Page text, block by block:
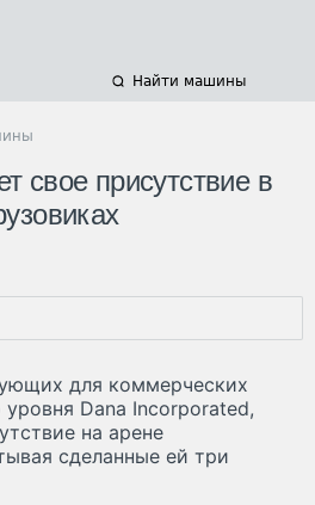
Найти машины
свое присутствие в
для коммерческих
Dana Incorporated,
на арене
сделанные ей три